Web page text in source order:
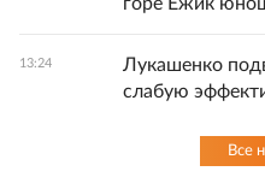
13:24
Лукашенко
слабую
Все